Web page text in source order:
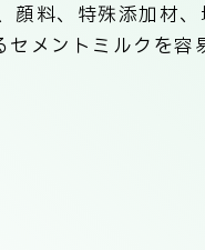
顔料、特殊添加材、
メントミルクを容